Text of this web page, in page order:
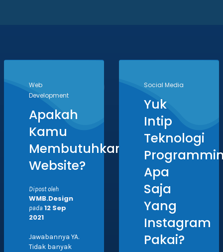
Web
Development
Apakah
Kamu
Membutuhkan
Website?
Dipost oleh
WMB.Design
pada 12 Sep
2021
Jawabannya YA.
Tidak banyak
Social Media
Yuk
Intip
Teknologi
Apa
Saja
Yang
Instagram
Pakai?